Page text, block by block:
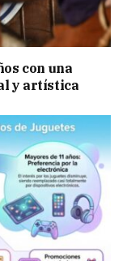
con una
y artística